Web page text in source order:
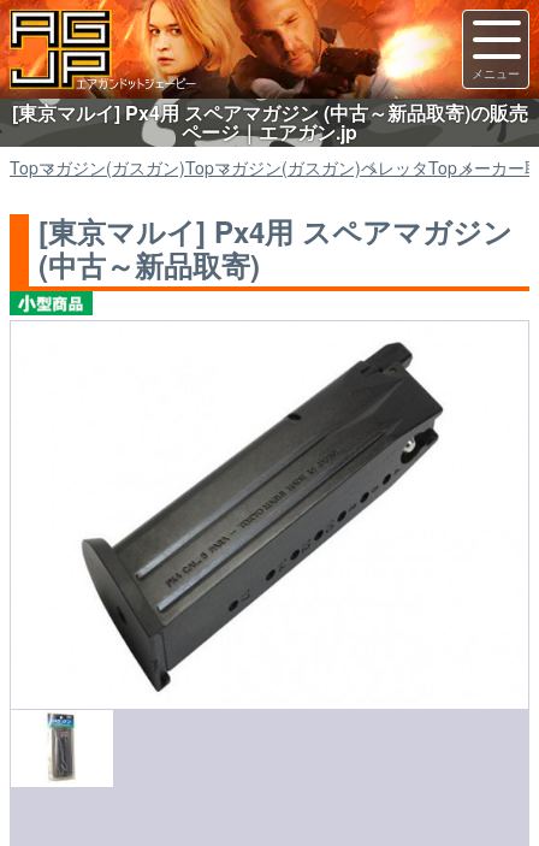
[東京マルイ] Px4用 スペアマガジン (中古～新品取寄)の販売
ページ｜エアガン.jp
Topマガジン(ガスガン)Topマガジン(ガスガン)ベレッタTopメーカー
[東京マルイ] Px4用 スペアマガジン
(中古～新品取寄)